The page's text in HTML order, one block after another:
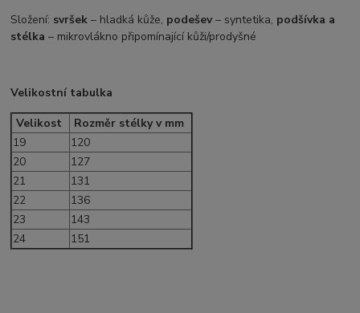
Složení: svršek – hladká kůže, podešev– syntetika, podšívka a
stélka – mikrovlákno připomínající kůži/prodyšné
Velikostní tabulka
Velikost
Rozměr stélky v mm
19
120
20
127
21
131
22
136
23
143
24
151